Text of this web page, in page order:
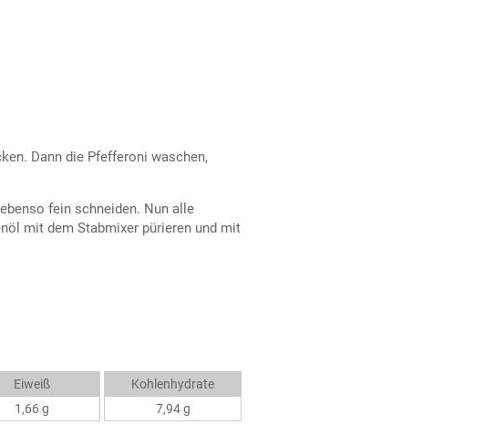
Dann die Pfefferoni waschen,
fein schneiden. Nun alle
mit dem Stabmixer pürieren und mit
Eiweiß
1,66 g
Kohlenhydrate
7,94 g